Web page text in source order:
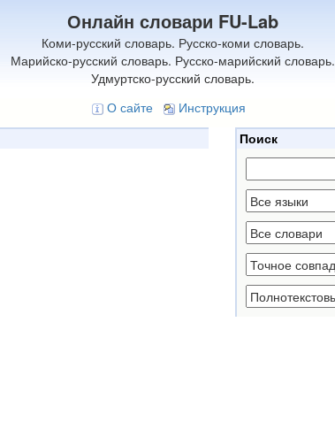
Онлайн словари FU-Lab
Коми-русский словарь. Русско-коми словарь.
Марийско-русский словарь. Русско-марийский словарь.
Удмуртско-русский словарь.
О сайте
Инструкция
Поиск